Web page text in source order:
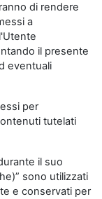
di rendere
a
il presente
eventuali
per
tutelati
il suo
sono utilizzati
e conservati per